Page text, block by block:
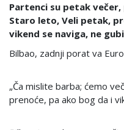
Partenci su petak večer,
Staro leto, Veli petak,
vikend se naviga, ne
Bilbao, zadnji porat va
„Ča mislite barba; ćemo
prenoće, pa ako bog da i